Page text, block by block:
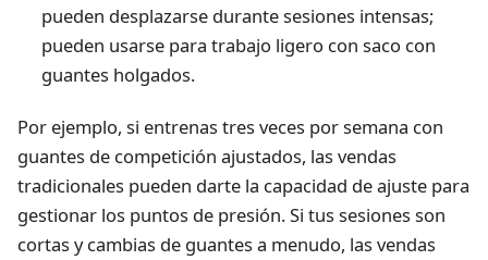
pueden desplazarse durante sesiones intensas;
pueden usarse para trabajo ligero con saco con
guantes holgados.
Por ejemplo, si entrenas tres veces por semana con
guantes de competición ajustados, las vendas
tradicionales pueden darte la capacidad de ajuste para
gestionar los puntos de presión. Si tus sesiones son
cortas y cambias de guantes a menudo, las vendas